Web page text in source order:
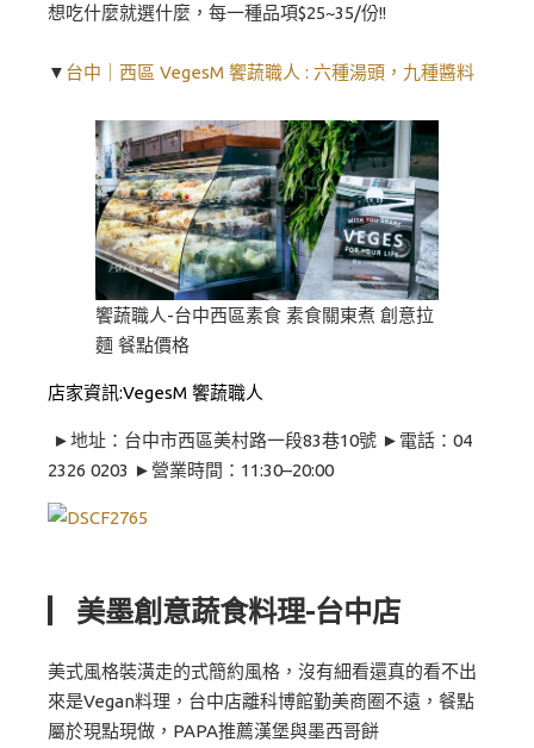
想吃什麼就選什麼，每一種品項$25~35/份!!
▼ 台中｜西區 VegesM 饗蔬職人 : 六種湯頭，九種醬料
饗蔬職人-台中西區素食 素食關東煮 創意拉
麵 餐點價格
店家資訊:VegesM 饗蔬職人
►地址：台中市西區美村路一段83巷10號 ►電話：04
2326 0203 ►營業時間：11:30–20:00
▏美墨創意蔬食料理-台中店
美式風格裝潢走的式簡約風格，沒有細看還真的看不出
來是Vegan料理，台中店離科博館勤美商圈不遠，餐點
屬於現點現做，PAPA推薦漢堡與墨西哥餅